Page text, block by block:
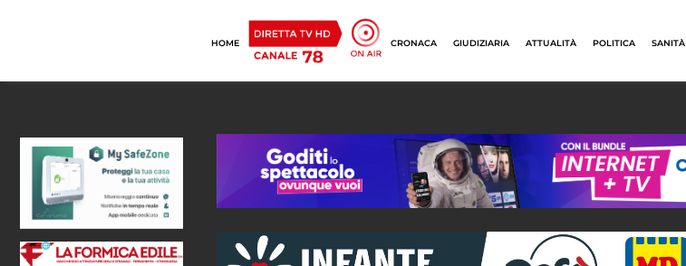
HOME CRONACA GIUDIZIARIA ATTUALITÀ POLITICA SANITÀ